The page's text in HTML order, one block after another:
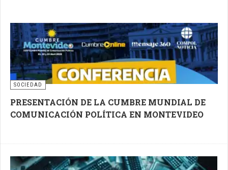
SOCIEDAD
PRESENTACIÓN DE LA CUMBRE MUNDIAL DE
COMUNICACIÓN POLÍTICA EN MONTEVIDEO